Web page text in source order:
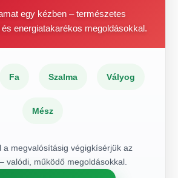
egy kézben – természetes
energiatakarékos megoldásokkal.
Fa Szalma Vályog
Mész
a megvalósításig végigkísérjük az
valódi, működő megoldásokkal.